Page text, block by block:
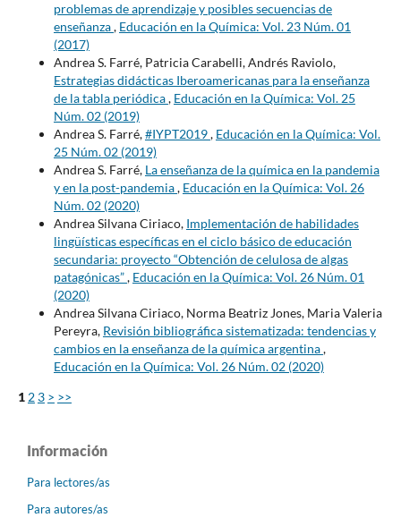
problemas de aprendizaje y posibles secuencias de
enseñanza, Educación en la Química: Vol. 23 Núm. 01
(2017)
Andrea S. Farré, Patricia Carabelli, Andrés Raviolo,
Estrategias didácticas Iberoamericanas para la enseñanza
de la tabla periódica, Educación en la Química: Vol. 25
Núm. 02 (2019)
Andrea S. Farré,#IYPT2019, Educación en la Química: Vol.
25 Núm. 02 (2019)
Andrea S. Farré, La enseñanza de la química en la pandemia
y en la post-pandemia, Educación en la Química: Vol. 26
Núm. 02 (2020)
Andrea Silvana Ciriaco, Implementación de habilidades
lingüísticas específicas en el ciclo básico de educación
secundaria: proyecto “Obtención de celulosa de algas
patagónicas”, Educación en la Química: Vol. 26 Núm. 01
(2020)
Andrea Silvana Ciriaco, Norma Beatriz Jones, Maria Valeria
Pereyra, Revisión bibliográfica sistematizada: tendencias y
cambios en la enseñanza de la química argentina,
Educación en la Química: Vol. 26 Núm. 02 (2020)
1 2 3 > >>
Información
Para lectores/as
Para autores/as